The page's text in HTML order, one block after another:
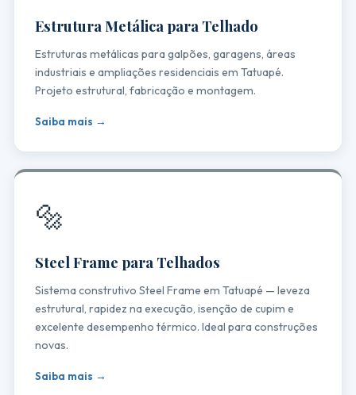
Estrutura Metálica para Telhado
Estruturas metálicas para galpões, garagens, áreas
industriais e ampliações residenciais em Tatuapé.
Projeto estrutural, fabricação e montagem.
Saiba mais →
🔩
Steel Frame para Telhados
Sistema construtivo Steel Frame em Tatuapé — leveza
estrutural, rapidez na execução, isenção de cupim e
excelente desempenho térmico. Ideal para construções
novas.
Saiba mais →